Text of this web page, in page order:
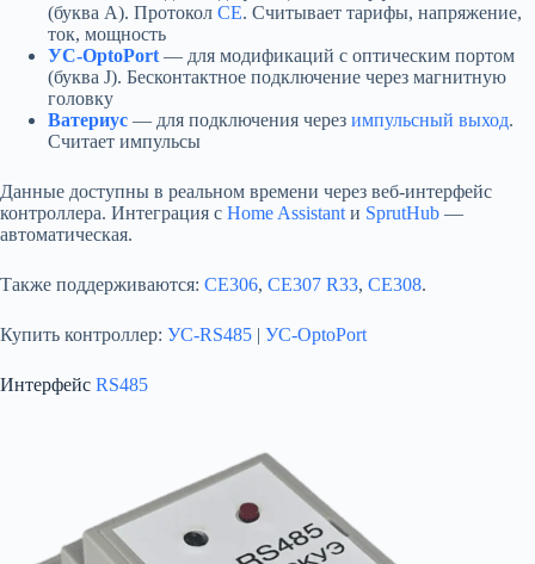
(буква A). Протокол CE. Считывает тарифы, напряжение,
ток, мощность
УС-OptoPort — для модификаций с оптическим портом
(буква J). Бесконтактное подключение через магнитную
головку
Ватериус — для подключения через импульсный выход.
Считает импульсы
Данные доступны в реальном времени через веб-интерфейс
контроллера. Интеграция с Home Assistant и SprutHub —
автоматическая.
Также поддерживаются: CE306, CE307 R33, CE308.
Купить контроллер: УС-RS485 | УС-OptoPort
Интерфейс RS485